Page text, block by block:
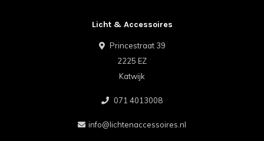
Licht & Accessoires
Princestraat 39
2225 EZ
Katwijk
071 4013008
info@lichtenaccessoires.nl